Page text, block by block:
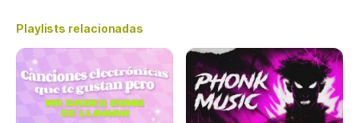
Playlists relacionadas